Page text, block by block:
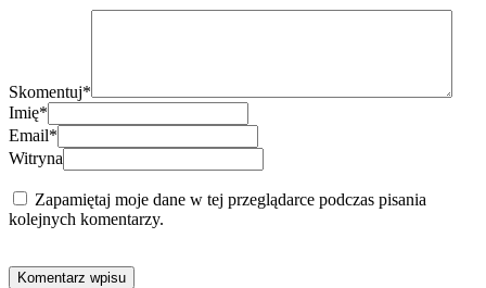
Skomentuj*
Imię*
Email*
Witryna
Zapamiętaj moje dane w tej przeglądarce podczas pisania
kolejnych komentarzy.